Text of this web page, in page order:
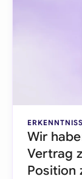
Wir
Vertrag
Position